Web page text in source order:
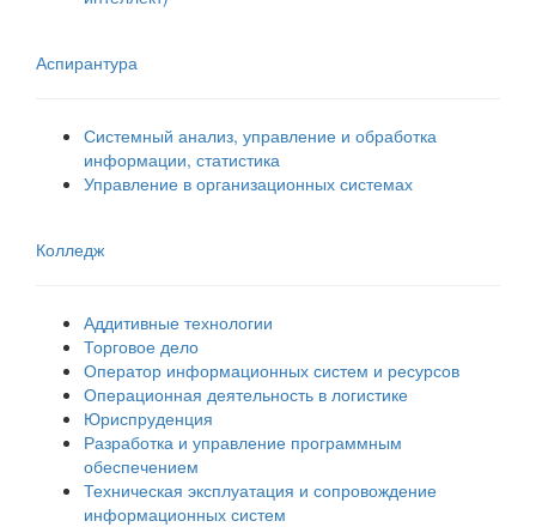
Аспирантура
Системный анализ, управление и обработка
информации, статистика
Управление в организационных системах
Колледж
Аддитивные технологии
Торговое дело
Оператор информационных систем и ресурсов
Операционная деятельность в логистике
Юриспруденция
Разработка и управление программным
обеспечением
Техническая эксплуатация и сопровождение
информационных систем